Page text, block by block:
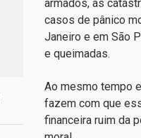
armados, as
casos de pânico
Janeiro e em São
e queimadas.
Ao mesmo tempo
fazem com que
financeira ruim da